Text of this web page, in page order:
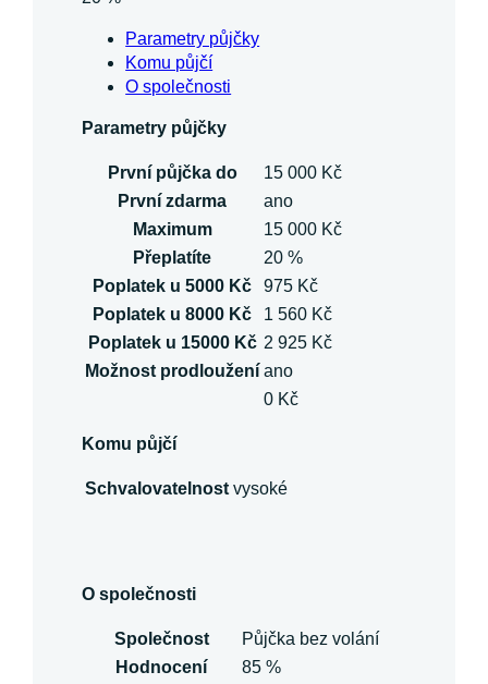
Parametry půjčky
Komu půjčí
O společnosti
Parametry půjčky
První půjčka do
15 000 Kč
První zdarma
ano
Maximum
15 000 Kč
Přeplatíte
20 %
Poplatek u 5000 Kč
975 Kč
Poplatek u 8000 Kč
1 560 Kč
Poplatek u 15000 Kč 2 925 Kč
Možnost prodloužení ano
0 Kč
Komu půjčí
Schvalovatelnost vysoké
O společnosti
Společnost
Půjčka bez volání
Hodnocení
85 %